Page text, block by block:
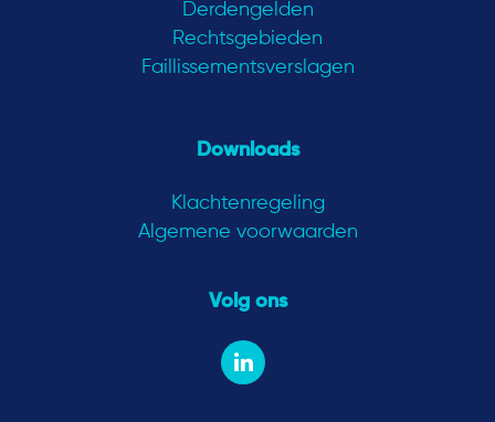
Derdengelden
Rechtsgebieden
Faillissementsverslagen
Downloads
Klachtenregeling
Algemene voorwaarden
Volg ons